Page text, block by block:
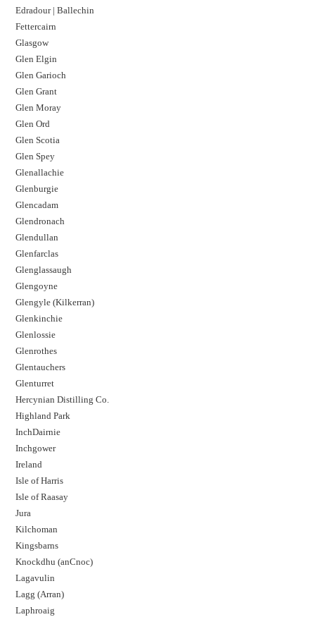
Edradour | Ballechin
Fettercairn
Glasgow
Glen Elgin
Glen Garioch
Glen Grant
Glen Moray
Glen Ord
Glen Scotia
Glen Spey
Glenallachie
Glenburgie
Glencadam
Glendronach
Glendullan
Glenfarclas
Glenglassaugh
Glengoyne
Glengyle (Kilkerran)
Glenkinchie
Glenlossie
Glenrothes
Glentauchers
Glenturret
Hercynian Distilling Co.
Highland Park
InchDairnie
Inchgower
Ireland
Isle of Harris
Isle of Raasay
Jura
Kilchoman
Kingsbarns
Knockdhu (anCnoc)
Lagavulin
Lagg (Arran)
Laphroaig